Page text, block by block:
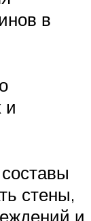
в
и
стены,
и